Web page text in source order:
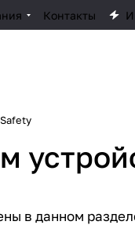
Контакты
в данном